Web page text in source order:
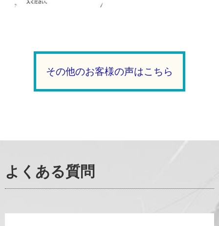
その他のお客様の声はこちら
よくある質問